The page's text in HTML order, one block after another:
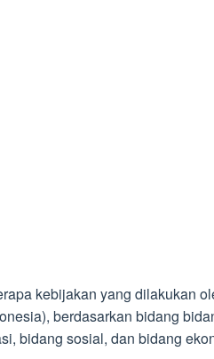
kebijakan yang dilakukan
berdasarkan bidang
bidang sosial, dan bidang